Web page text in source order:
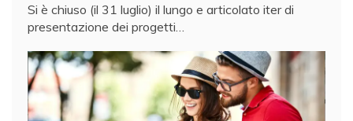
Si è chiuso (il 31 luglio) il lungo e articolato iter di
presentazione dei progetti…